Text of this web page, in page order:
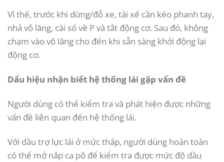
Vì thế, trước khi dừng/đỗ xe, tài xế cần kéo phanh tay,
nhả vô lăng, cài số về P và tắt động cơ. Sau đó, không
chạm vào vô lăng cho đến khi sẵn sàng khởi động lại
động cơ.
Dấu hiệu nhận biết hệ thống lái gặp vấn đề
Người dùng có thể kiểm tra và phát hiện được những
vấn đề liên quan đến hệ thống lái.
Với dầu trợ lực lái ở mức thấp, người dùng hoàn toàn
có thể mở nắp ca pô để kiểm tra được mức độ dầu